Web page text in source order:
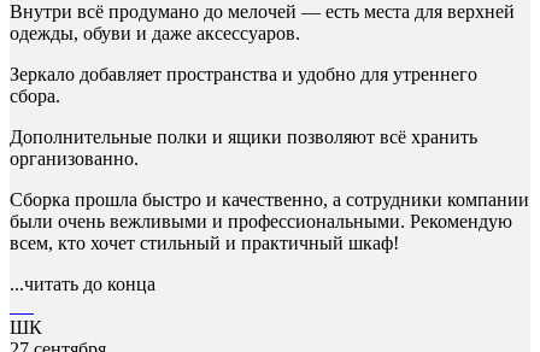
Внутри всё продумано до мелочей — есть места для верхней
одежды, обуви и даже аксессуаров.
Зеркало добавляет пространства и удобно для утреннего
сбора.
Дополнительные полки и ящики позволяют всё хранить
организованно.
Сборка прошла быстро и качественно, а сотрудники компании
были очень вежливыми и профессиональными. Рекомендую
всем, кто хочет стильный и практичный шкаф!
...читать до конца
ШК